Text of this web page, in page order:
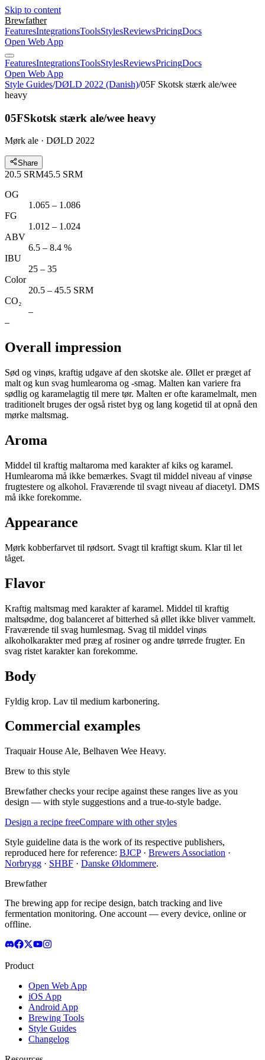
Skip to content
Brewfather
FeaturesIntegrationsToolsStylesReviewsPricingDocs
Open Web App
FeaturesIntegrationsToolsStylesReviewsPricingDocs
Open Web App
Style Guides/DØLD 2022 (Danish)/05F Skotsk stærk ale/wee
heavy
05FSkotsk stærk ale/wee heavy
Mørk ale · DØLD 2022
Share
20.5 SRM45.5 SRM
OG
1.065 – 1.086
FG
1.012 – 1.024
ABV
6.5 – 8.4 %
IBU
25 – 35
Color
20.5 – 45.5 SRM
CO₂
–
–
Overall impression
Sød og vinøs, kraftig udgave af den skotske ale. Øllet er præget af
malt og kun svag humlearoma og -smag. Malten kan variere fra
sødlig og karamelagtig til mere tør. Malten er ofte karamelmalt, men
traditionelt bruges der også ristet byg og lang kogetid til at opnå den
mørke maltsmag.
Aroma
Middel til kraftig maltaroma med karakter af kiks og karamel.
Humlearoma må ikke bemærkes. Svagt til middel niveau af vinøse
frugtestere og alkohol. Fraværende til svagt niveau af diacetyl. DMS
må ikke forekomme.
Appearance
Mørk kobberfarvet til rødsort. Svagt til kraftigt skum. Klar til let
tåget.
Flavor
Kraftig maltsmag med karakter af karamel. Middel til kraftig
maltsødme, dog balanceret af bitterhed så øllet ikke bliver vammelt.
Fraværende til svag humlesmag. Svag til middel vinøs
alkoholkarakter med præg af rosiner og andre tørrede frugter. En
svag ristet karakter kan forekomme.
Body
Fyldig krop. Lav til medium karbonering.
Commercial examples
Traquair House Ale, Belhaven Wee Heavy.
Brew to this style
Brewfather checks your recipe against these ranges live as you
design — with style suggestions and a true-to-style badge.
Design a recipe freeCompare with other styles
Style guideline data is the work of its respective publishers,
reproduced here for reference: BJCP· Brewers Association ·
Norbrygg · SHBF · Danske Øldommere.
Brewfather
The brewing app for recipe design, batch tracking and live
fermentation monitoring. One account — every device, online or
offline.
Product
Open Web App
iOS App
Android App
Brewing Tools
Style Guides
Changelog